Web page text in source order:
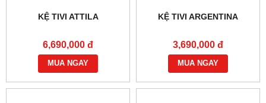
KỆ TIVI ATTILA
6,690,000 đ
MUA NGAY
KỆ TIVI ARGENTINA
3,690,000 đ
MUA NGAY